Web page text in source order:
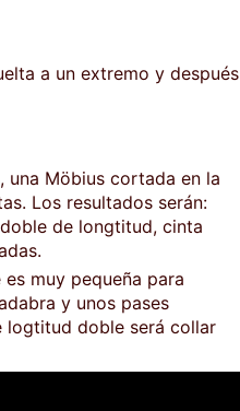
a un extremo y después
una Möbius cortada en la
Los resultados serán:
de longtitud, cinta
muy pequeña para
y unos pases
logtitud doble será collar